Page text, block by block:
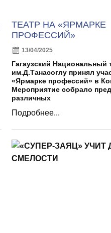
ТЕАТР НА «ЯРМАРКЕ
ПРОФЕССИЙ»
13/04/2025
Гагаузский Национальный
им.Д.Танасоглу принял
«Ярмарке профессий» в
Мероприятие собрало
различных
Подробнее...